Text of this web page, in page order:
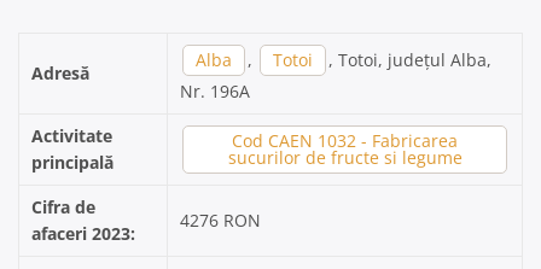
Adresă
Alba , Totoi
, Totoi, județul Alba,
Nr. 196A
Activitate
principală
Cod CAEN 1032 - Fabricarea
sucurilor de fructe si legume
Cifra de
afaceri 2023:
4276 RON